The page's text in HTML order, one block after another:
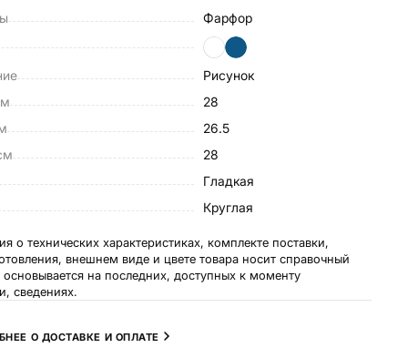
Фарфор
Рисунок
28
26.5
28
Гладкая
Круглая
о технических характеристиках, комплекте поставки,
внешнем виде и цвете товара носит справочный
основывается на последних, доступных к моменту
сведениях.
О ДОСТАВКЕ И ОПЛАТЕ